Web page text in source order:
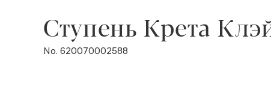
Ступень Крета
No. 620070002588